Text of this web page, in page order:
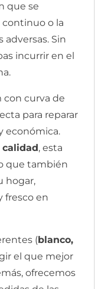
que se
o la
Sin
incurrir en el
con curva de
para reparar
económica.
, esta
que también
hogar,
fresco en
(blanco,
el que mejor
ofrecemos